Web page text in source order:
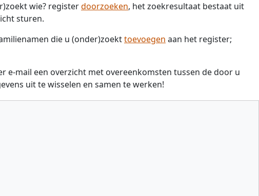
wie? registerdoorzoeken, het zoekresultaat bestaat uit
sturen.
die u (onder)zoekttoevoegen aan het register;
e-mail een overzicht met overeenkomsten tussen de door u
uit te wisselen en samen te werken!